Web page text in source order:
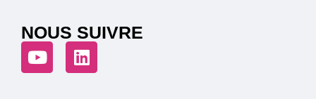
NOUS SUIVRE